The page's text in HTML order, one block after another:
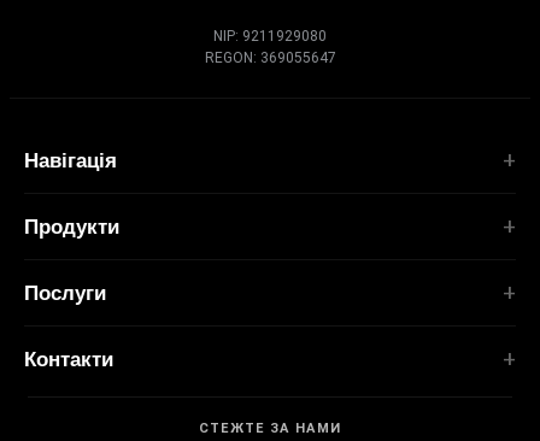
NIP: 9211929080
REGON: 369055647
СТЕЖТЕ ЗА НАМИ
Навігація
Послуги
Про нас
Продукти
TubePilot
Усі розширення →
Послуги
Вебзастосунки
Контакти
Варшава, Польща